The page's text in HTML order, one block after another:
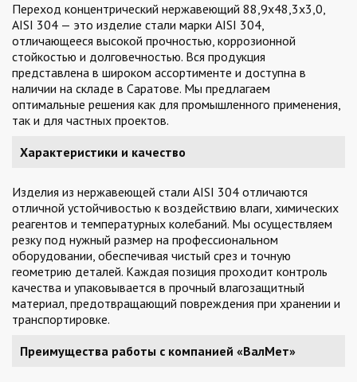
Переход концентрический нержавеющий 88,9х48,3х3,0,
AISI 304 — это изделие стали марки AISI 304,
отличающееся высокой прочностью, коррозионной
стойкостью и долговечностью. Вся продукция
представлена в широком ассортименте и доступна в
наличии на складе в Саратове. Мы предлагаем
оптимальные решения как для промышленного применения,
так и для частных проектов.
Характеристики и качество
Изделия из нержавеющей стали AISI 304 отличаются
отличной устойчивостью к воздействию влаги, химических
реагентов и температурных колебаний. Мы осуществляем
резку под нужный размер на профессиональном
оборудовании, обеспечивая чистый срез и точную
геометрию деталей. Каждая позиция проходит контроль
качества и упаковывается в прочный влагозащитный
материал, предотвращающий повреждения при хранении и
транспортировке.
Преимущества работы с компанией «ВалМет»